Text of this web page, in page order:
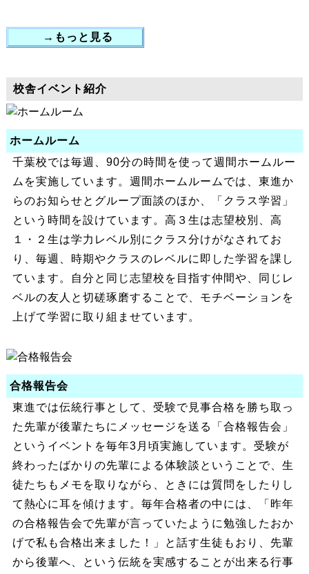
→もっと見る
校舎イベント紹介
ホームルーム
千葉校では毎週、90分の時間を使って週間ホームルー
ムを実施しています。週間ホームルームでは、東進か
らのお知らせとグループ面談のほか、「クラス学習」
という時間を設けています。高３生は志望校別、高
１・２生は学力レベル別にクラス分けがなされてお
り、毎週、時期やクラスのレベルに即した学習を課し
ています。自分と同じ志望校を目指す仲間や、同じレ
ベルの友人と切磋琢磨することで、モチベーションを
上げて学習に取り組ませています。
合格報告会
東進では伝統行事として、受験で見事合格を勝ち取っ
た先輩が後輩たちにメッセージを送る「合格報告会」
というイベントを毎年3月頃実施しています。受験が
終わったばかりの先輩による体験談ということで、生
徒たちもメモを取りながら、ときには質問をしたりし
て熱心に耳を傾けます。毎年合格者の中には、「昨年
の合格報告会で先輩が言っていたように勉強したおか
げで私も合格出来ました！」と話す生徒もおり、先輩
から後輩へ、という伝統を実感することが出来る行事